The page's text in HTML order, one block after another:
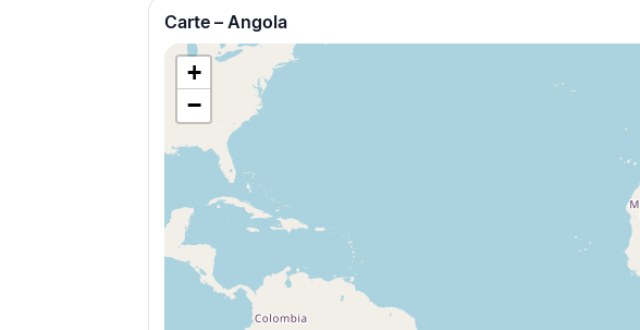
Carte – Angola
+
−